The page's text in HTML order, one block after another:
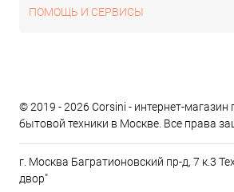
ПОМОЩЬ И СЕРВИСЫ
© 2019 - 2026 Corsini - интернет-магазин
бытовой техники в Москве. Все права
г. Москва Багратионовский пр-д, 7 к.3
двор"